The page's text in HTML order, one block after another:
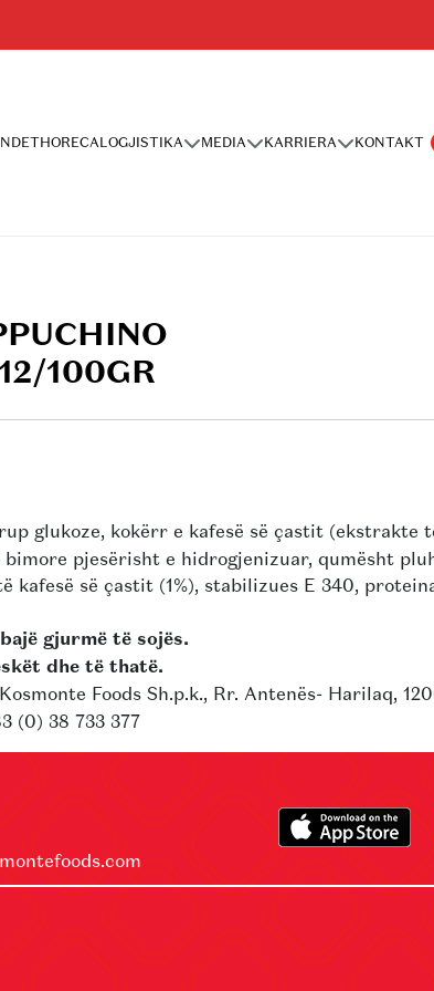
HORECALOGJISTIKA MEDIA KARRIERA KONTAKT
100GR
glukoze, kokërr e kafesë së çastit (ekstrakte
pjesërisht e hidrogjenizuar, qumësht
kafesë së çastit (1%), stabilizues E 340,
gjurmë të sojës.
dhe të thatë.
Foods Sh.p.k., Rr. Antenës- Harilaq,
(0) 38 733 377